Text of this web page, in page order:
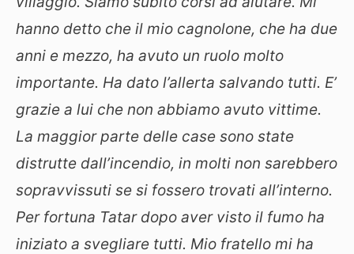
hanno detto che il mio cagnolone, che ha due
anni e mezzo, ha avuto un ruolo molto
importante. Ha dato l’allerta salvando tutti. E’
grazie a lui che non abbiamo avuto vittime.
La maggior parte delle case sono state
distrutte dall’incendio, in molti non sarebbero
sopravvissuti se si fossero trovati all’interno.
Per fortuna Tatar dopo aver visto il fumo ha
iniziato a svegliare tutti. Mio fratello mi ha